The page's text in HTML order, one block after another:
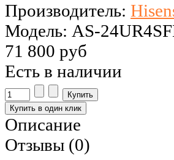
Производитель:
Модель: AS-
71 800 руб
Есть в наличии
Описание
Отзывы (0)